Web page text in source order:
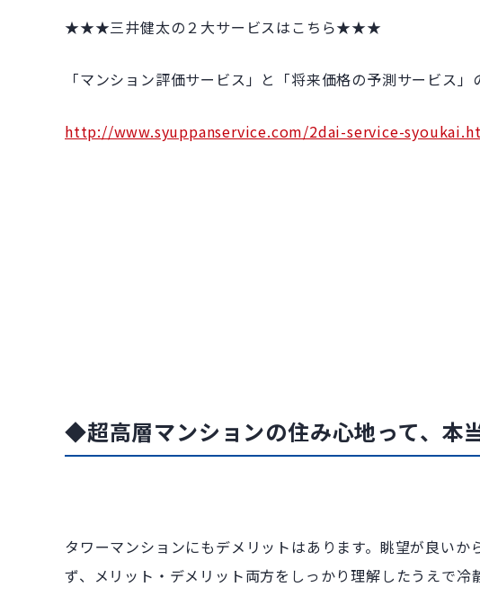
★★★三井健太の２大サービスはこちら★★★
「マンション評価サービス」と「将来価格の予測サービス」
http://www.syuppanservice.com/2dai-service-
◆超高層マンションの住み心地って、本
タワーマンションにもデメリットはあります。眺望が良い
ず、メリット・デメリット両方をしっかり理解したうえで冷